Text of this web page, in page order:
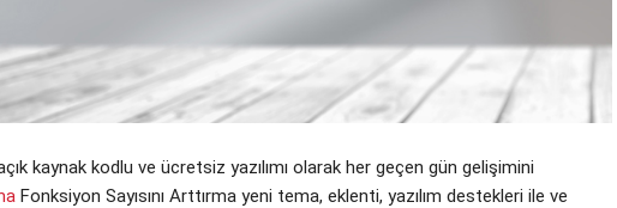
kaynak kodlu ve ücretsiz yazılımı olarak her geçen gün gelişimini
Fonksiyon Sayısını Arttırma yeni tema, eklenti, yazılım destekleri ile ve